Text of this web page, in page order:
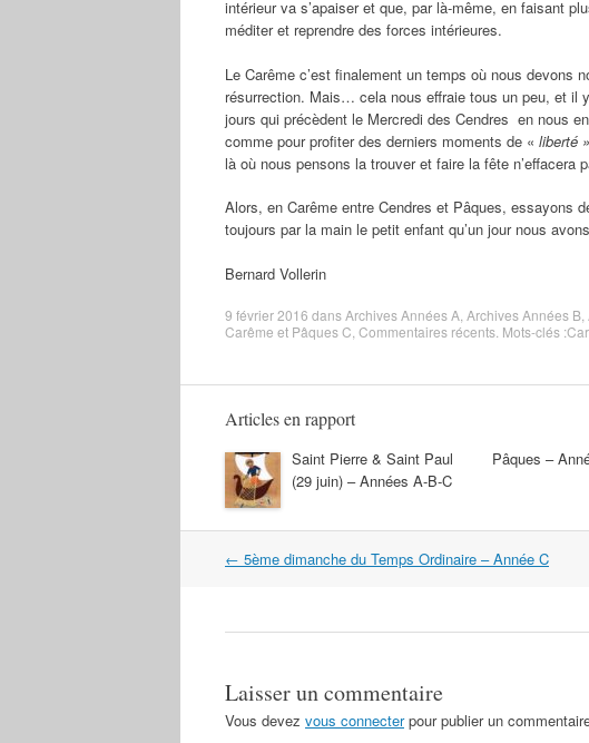
intérieur va s’apaiser et que, par là-même, en faisant
méditer et reprendre des forces intérieures.
Le Carême c’est finalement un temps où nous
résurrection. Mais… cela nous effraie tous un peu, et il
jours qui précèdent le Mercredi des Cendres en nous
comme pour profiter des derniers moments de « liberté »
là où nous pensons la trouver et faire la fête n’effacera
Alors, en Carême entre Cendres et Pâques, essayons
toujours par la main le petit enfant qu’un jour nous
Bernard Vollerin
9 février 2016 dansArchives Années A Archives Années B
Carême et Pâques C Commentaires récents . Mots-clés :
Articles en rapport
Saint Pierre & Saint Paul
(29 juin) – Années A-B-C
Pâques –
Navigation
← 5ème dimanche du Temps Ordinaire – Année C
Laisser un commentaire
Vous devez vous connecterpour publier un